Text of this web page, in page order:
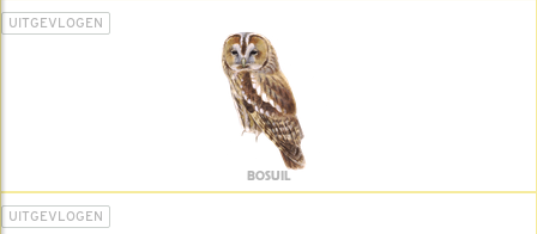
UITGEVLOGEN
BOSUIL
UITGEVLOGEN